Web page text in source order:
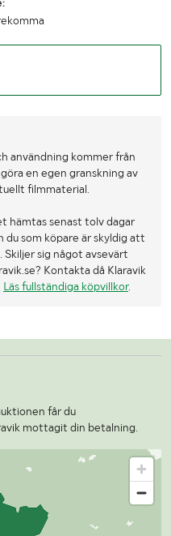
användning kommer från
en egen granskning av
filmmaterial.
hämtas senast tolv dagar
som köpare är skyldig att
sig något avsevärt
Kontakta då Klaravik
Läs fullständiga köpvillkor.
får du
mottagit din betalning.